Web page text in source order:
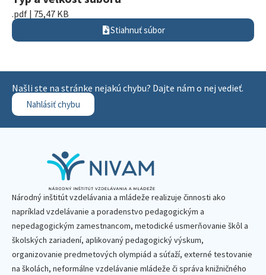
.pdf | 75,47 KB
Stiahnuť súbor
Našli ste na stránke nejakú chybu? Dajte nám o nej vedieť.
Nahlásiť chybu
Národný inštitút vzdelávania a mládeže realizuje činnosti ako
napríklad vzdelávanie a poradenstvo pedagogickým a
nepedagogickým zamestnancom, metodické usmerňovanie škôl a
školských zariadení, aplikovaný pedagogický výskum,
organizovanie predmetových olympiád a súťaží, externé testovanie
na školách, neformálne vzdelávanie mládeže či správa knižničného